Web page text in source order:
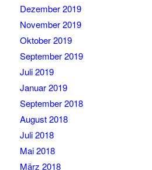
Dezember 2019
November 2019
Oktober 2019
September 2019
Juli 2019
Januar 2019
September 2018
August 2018
Juli 2018
Mai 2018
März 2018